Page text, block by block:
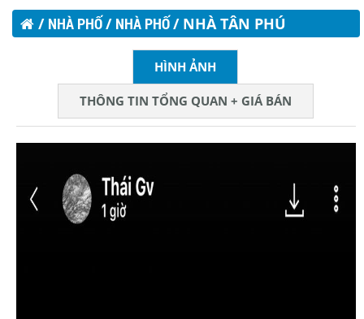
/ NHÀ PHỐ/ NHÀ PHỐ/ NHÀ TÂN PHÚ
HÌNH ẢNH
THÔNG TIN TỔNG QUAN + GIÁ BÁN